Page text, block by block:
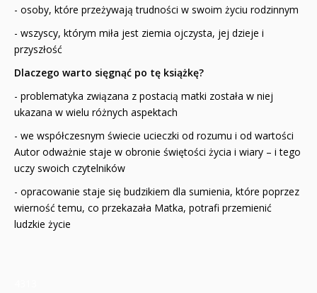
- osoby, które przeżywają trudności w swoim życiu rodzinnym
- wszyscy, którym miła jest ziemia ojczysta, jej dzieje i
przyszłość
Dlaczego warto sięgnąć po tę książkę?
- problematyka związana z postacią matki została w niej
ukazana w wielu różnych aspektach
- we współczesnym świecie ucieczki od rozumu i od wartości
Autor odważnie staje w obronie świętości życia i wiary – i tego
uczy swoich czytelników
- opracowanie staje się budzikiem dla sumienia, które poprzez
wierność temu, co przekazała Matka, potrafi przemienić
ludzkie życie